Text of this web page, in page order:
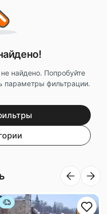
найдено. Попробуйте
параметры фильтрации.